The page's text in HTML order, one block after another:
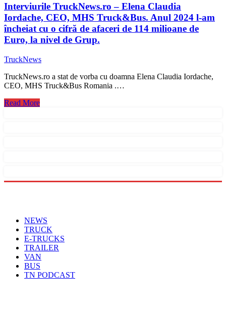
Interviurile TruckNews.ro – Elena Claudia
Iordache, CEO, MHS Truck&Bus. Anul 2024 l-am
încheiat cu o cifră de afaceri de 114 milioane de
Euro, la nivel de Grup.
TruckNews
TruckNews.ro a stat de vorba cu doamna Elena Claudia Iordache,
CEO, MHS Truck&Bus Romania .…
Read More
NEWS
TRUCK
E-TRUCKS
TRAILER
VAN
BUS
TN PODCAST